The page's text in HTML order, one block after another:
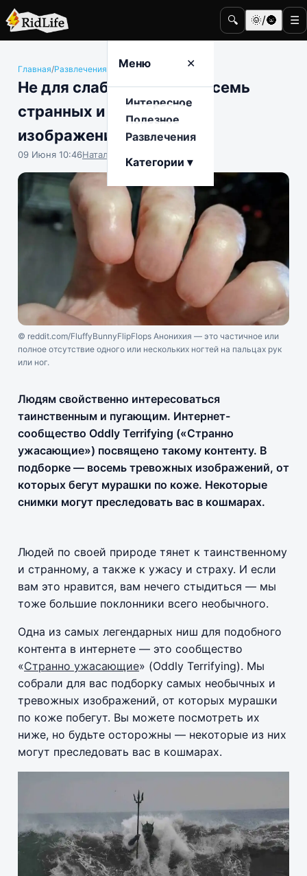
🔍 🌞/🌚 ☰
Меню ✕
Интересное
Полезное
Развлечения
Категории ▾
Главная/Развлечения Общество
Не для слабонервных: восемь
странных и пугающих
изображений
09 Июня 10:46Наталья Герасимова
© reddit.com/FluffyBunnyFlipFlops Анонихия — это частичное или
полное отсутствие одного или нескольких ногтей на пальцах рук
или ног.
Людям свойственно интересоваться
таинственным и пугающим. Интернет-
сообщество Oddly Terrifying («Странно
ужасающие») посвящено такому контенту. В
подборке — восемь тревожных изображений, от
которых бегут мурашки по коже. Некоторые
снимки могут преследовать вас в кошмарах.
Людей по своей природе тянет к таинственному
и странному, а также к ужасу и страху. И если
вам это нравится, вам нечего стыдиться — мы
тоже большие поклонники всего необычного.
Одна из самых легендарных ниш для подобного
контента в интернете — это сообщество
«Странно ужасающие» (Oddly Terrifying). Мы
собрали для вас подборку самых необычных и
тревожных изображений, от которых мурашки
по коже побегут. Вы можете посмотреть их
ниже, но будьте осторожны — некоторые из них
могут преследовать вас в кошмарах.